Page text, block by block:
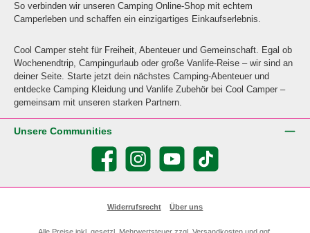
So verbinden wir unseren Camping Online-Shop mit echtem
Camperleben und schaffen ein einzigartiges Einkaufserlebnis.
Cool Camper steht für Freiheit, Abenteuer und Gemeinschaft. Egal ob
Wochenendtrip, Campingurlaub oder große Vanlife-Reise – wir sind an
deiner Seite. Starte jetzt dein nächstes Camping-Abenteuer und
entdecke Camping Kleidung und Vanlife Zubehör bei Cool Camper –
gemeinsam mit unseren starken Partnern.
Unsere Communities
Facebook Instagram YouTube TikTok
Widerrufsrecht Über uns